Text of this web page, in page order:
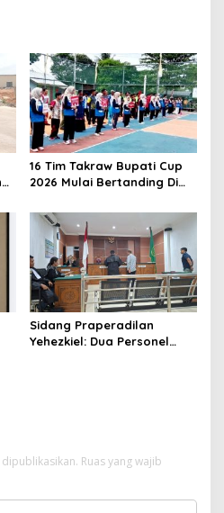
16 Tim Takraw Bupati Cup
2026 Mulai Bertanding Di
Sidang Praperadilan
Yehezkiel: Dua Personel
Ruas yang wajib